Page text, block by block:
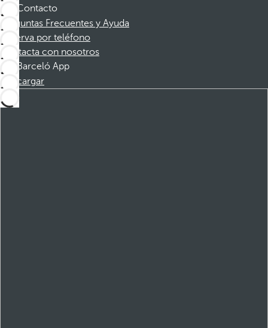
Contacto
Preguntas Frecuentes y Ayuda
Reserva por teléfono
Contacta con nosotros
Barceló App
Descargar